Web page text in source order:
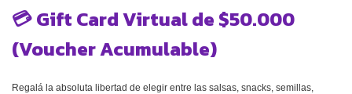
💳 Gift Card Virtual de $50.000
(Voucher Acumulable)
Regalá la absoluta libertad de elegir entre las salsas, snacks, semillas,